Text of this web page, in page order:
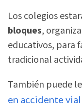
Los colegios
bloques,
educativos, para
tradicional
También puede
en accidente